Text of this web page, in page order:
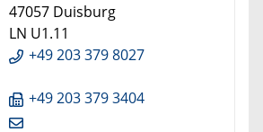
47057 Duisburg
LN U1.11
+49 203 379 8027
+49 203 379 3404